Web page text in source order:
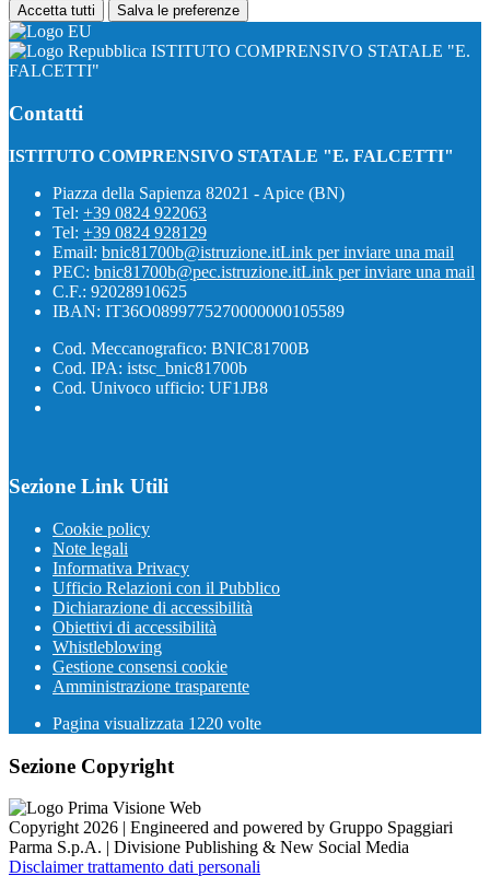
Accetta tutti Salva le preferenze
ISTITUTO COMPRENSIVO STATALE "E.
FALCETTI"
Contatti
ISTITUTO COMPRENSIVO STATALE "E. FALCETTI"
Piazza della Sapienza 82021 - Apice (BN)
Tel: +39 0824 922063
Tel: +39 0824 928129
Email: bnic81700b@istruzione.itLink per inviare una mail
PEC: bnic81700b@pec.istruzione.itLink per inviare una mail
C.F.: 92028910625
IBAN: IT36O0899775270000000105589
Cod. Meccanografico: BNIC81700B
Cod. IPA: istsc_bnic81700b
Cod. Univoco ufficio: UF1JB8
Sezione Link Utili
Cookie policy
Note legali
Informativa Privacy
Ufficio Relazioni con il Pubblico
Dichiarazione di accessibilità
Obiettivi di accessibilità
Whistleblowing
Gestione consensi cookie
Amministrazione trasparente
Pagina visualizzata 1220 volte
Sezione Copyright
Copyright 2026 | Engineered and powered by Gruppo Spaggiari
Parma S.p.A. | Divisione Publishing & New Social Media
Disclaimer trattamento dati personali